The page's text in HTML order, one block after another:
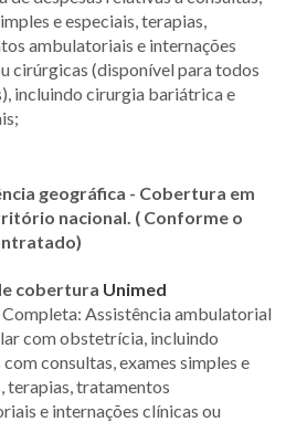
e especiais, terapias,
ambulatoriais e internações
cirúrgicas (disponível para todos
incluindo cirurgia bariátrica e
geográfica - Cobertura em
nacional. ( Conforme o
cobertura Unimed
Completa: Assistência ambulatorial
com obstetrícia, incluindo
com consultas, exames simples e
terapias, tratamentos
e internações clínicas ou